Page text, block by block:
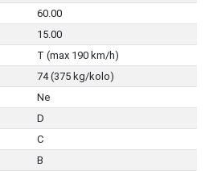
60.00
15.00
T (max 190 km/h)
74 (375 kg/kolo)
Ne
D
C
B